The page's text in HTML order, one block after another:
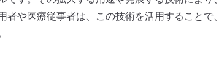
者や医療従事者は、この技術を活用することで